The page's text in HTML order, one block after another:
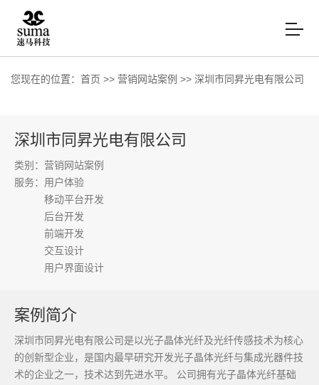
您现在的位置： 首页 >> 营销网站案例 >> 深圳市同昇光电有限公司
深圳市同昇光电有限公司
类别：营销网站案例
服务： 用户体验
移动平台开发
后台开发
前端开发
交互设计
用户界面设计
案例简介
深圳市同昇光电有限公司是以光子晶体光纤及光纤传感技术为核心
的创新型企业，是国内最早研究开发光子晶体光纤与集成光器件技
术的企业之一，技术达到先进水平。 公司拥有光子晶体光纤基础